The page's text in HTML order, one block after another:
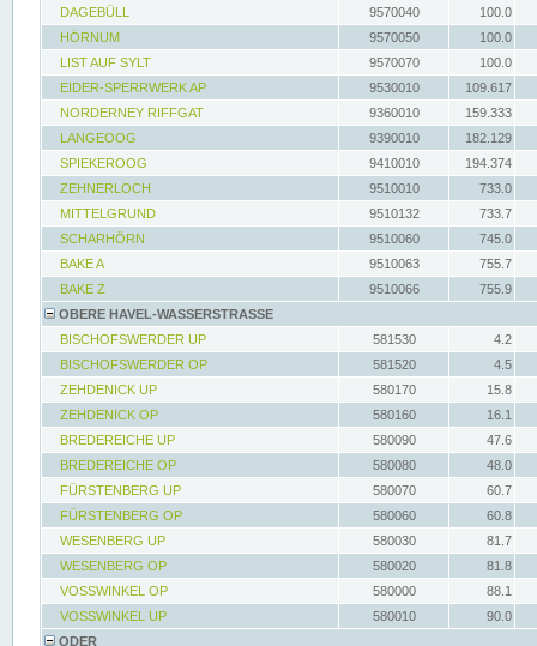
DAGEBÜLL 9570040
100.0
HÖRNUM
9570050
100.0
LIST AUF SYLT
9570070
100.0
EIDER-SPERRWERK AP
9530010
109.617
NORDERNEY RIFFGAT
9360010
159.333
LANGEOOG
9390010
182.129
SPIEKEROOG
9410010
194.374
ZEHNERLOCH
9510010
733.0
MITTELGRUND
9510132
733.7
SCHARHÖRN
9510060
745.0
BAKE A
9510063
755.7
BAKE Z
9510066
755.9
OBERE HAVEL-WASSERSTRASSE
BISCHOFSWERDER UP
581530
4.2
BISCHOFSWERDER OP
581520
4.5
ZEHDENICK UP
580170
15.8
ZEHDENICK OP
580160
16.1
BREDEREICHE UP
580090
47.6
BREDEREICHE OP
580080
48.0
FÜRSTENBERG UP
580070
60.7
FÜRSTENBERG OP
580060
60.8
WESENBERG UP
580030
81.7
WESENBERG OP
580020
81.8
VOSSWINKEL OP
580000
88.1
VOSSWINKEL UP
580010
90.0
ODER